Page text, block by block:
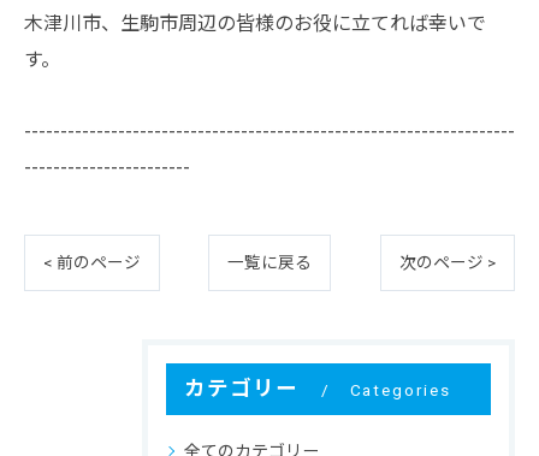
木津川市、生駒市周辺の皆様のお役に立てれば幸いで
す。
--------------------------------------------------------------------
-----------------------
< 前のページ 一覧に戻る 次のページ >
カテゴリー Categories
全てのカテゴリー